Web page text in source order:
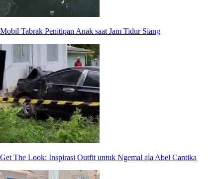
Mobil Tabrak Penitipan Anak saat Jam Tidur Siang
Get The Look: Inspirasi Outfit untuk Ngemal ala Abel Cantika